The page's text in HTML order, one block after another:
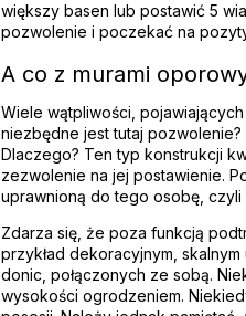
większy basen lub postawić 5
pozwolenie i poczekać na
A co z murami
Wiele wątpliwości,
niezbędne jest tutaj
Dlaczego? Ten typ konstrukcji
zezwolenie na jej postawienie.
uprawnioną do tego osobę, czyli
Zdarza się, że poza funkcją
przykład dekoracyjnym,
donic, połączonych ze sobą.
wysokości ogrodzeniem.